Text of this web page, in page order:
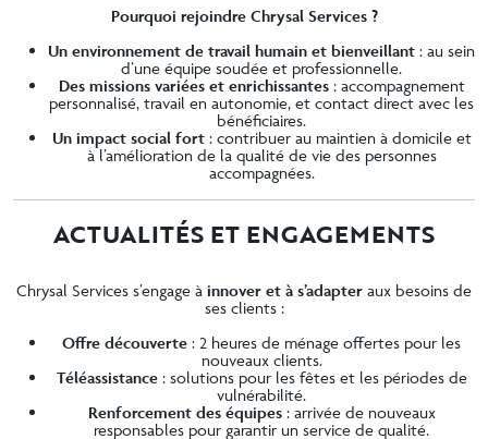
Pourquoi rejoindre Chrysal Services ?
Un environnement de travail humain et bienveillant : au sein
d’une équipe soudée et professionnelle.
Des missions variées et enrichissantes: accompagnement
personnalisé, travail en autonomie, et contact direct avec les
bénéficiaires.
Un impact social fort: contribuer au maintien à domicile et
à l’amélioration de la qualité de vie des personnes
accompagnées.
ACTUALITÉS ET ENGAGEMENTS
Chrysal Services s’engage à innover et à s’adapter aux besoins de
ses clients :
Offre découverte : 2 heures de ménage offertes pour les
nouveaux clients.
Téléassistance: solutions pour les fêtes et les périodes de
vulnérabilité.
Renforcement des équipes: arrivée de nouveaux
responsables pour garantir un service de qualité.